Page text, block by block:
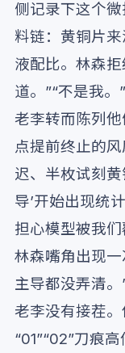
侧记录下这个
料链：黄铜片
液配比。林森
道。”“不是我。”
老李转而陈列
点提前终止的
迟、半枚试刻
导’开始出现统
担心模型被我们
林森嘴角出现
主导都没弄清。
老李没有接茬
“01”“02”刀痕